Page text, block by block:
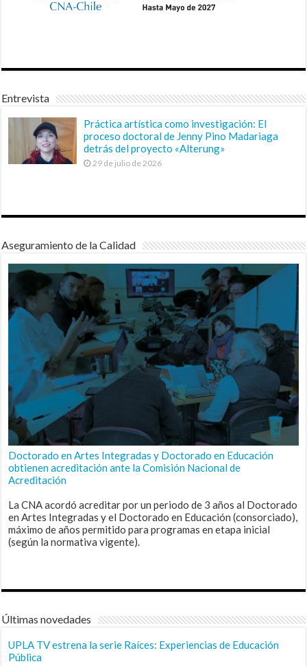
Entrevista
Práctica artística como investigación: El
proceso doctoral de Jenny Pino Madariaga
detrás del proyecto «Alterung»
29 de julio de 2026
Aseguramiento de la Calidad
Doctorado en Artes Integradas y Doctorado en Educación
obtienen acreditación ante la Comisión Nacional de
Acreditación
La CNA acordó acreditar por un periodo de 3 años al Doctorado
en Artes Integradas y el Doctorado en Educación (consorciado),
máximo de años permitido para programas en etapa inicial
(según la normativa vigente).
Últimas novedades
UPLA TV estrena la serie Raíces: Experiencias de Educación
Pública